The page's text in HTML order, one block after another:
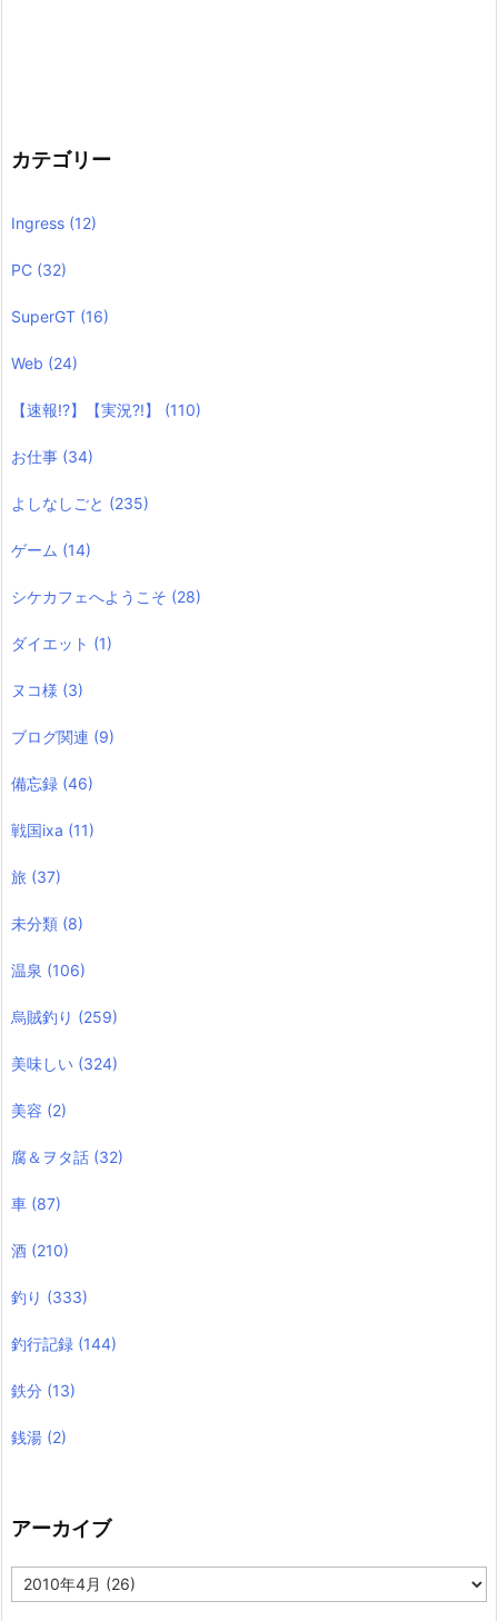
カテゴリー
Ingress (12)
PC (32)
SuperGT (16)
Web (24)
【速報!?】【実況?!】 (110)
お仕事 (34)
よしなしごと (235)
ゲーム (14)
シケカフェへようこそ (28)
ダイエット (1)
ヌコ様 (3)
ブログ関連 (9)
備忘録 (46)
戦国ixa (11)
旅 (37)
未分類 (8)
温泉 (106)
烏賊釣り (259)
美味しい (324)
美容 (2)
腐＆ヲタ話 (32)
車 (87)
酒 (210)
釣り (333)
釣行記録 (144)
鉄分 (13)
銭湯 (2)
アーカイブ
ー